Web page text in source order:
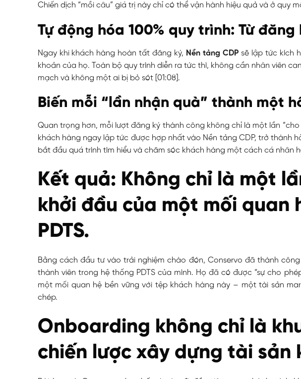
Chiến dịch “mồi câu” giá trị này chỉ có thể vận hành hiệu quả và ở quy
Tự động hóa 100% quy trình: Từ
Ngay khi khách hàng hoàn tất đăng ký, Nền tảng CDP sẽ lập tức kích
khoản của họ. Toàn bộ quy trình diễn ra tức thì, không cần nhân viên
mạch và không một ai bị bỏ sót [ 01:08 ].
Biến mỗi “lần nhận quà” thành một
Quan trọng hơn, mỗi lượt đăng ký thành công không chỉ là một lần
khách hàng ngay lập tức được hợp nhất vào Nền tảng CDP, trở thành
bắt đầu quá trình tìm hiểu và chăm sóc khách hàng một cách cá nhân
Kết quả: Không chỉ là một
khởi đầu của một mối quan
PDTS.
Bằng cách đầu tư vào trải nghiệm chào đón, Conservo đã thành
thành viên trong hệ thống PDTS của mình. Họ đã có được “sự cho
một mối quan hệ bền vững với tệp khách hàng này – một tài sản
chép.
Onboarding không chỉ là
chiến lược xây dựng tài sản